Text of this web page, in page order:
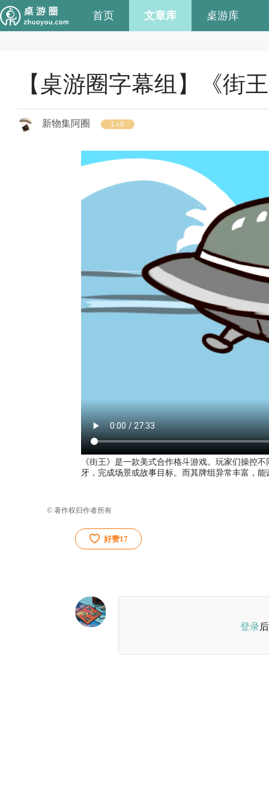
首页 文章库 桌游库
【桌游圈字幕组】《街
新物集阿圈 Lv9
《街王》是一款美式合作格斗游戏。玩家们操控
牙，完成场景或故事目标。而其牌组异常丰富，
© 著作权归作者所有
好赞17
登录